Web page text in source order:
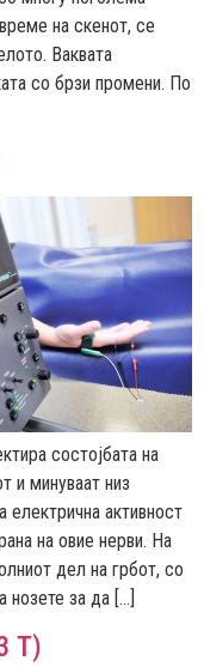
на скенот, се
Ваквата
со брзи промени. По
состојбата на
и минуваат низ
електрична активност
на овие нерви. На
дел на грбот, со
нозете за да […]
Т)